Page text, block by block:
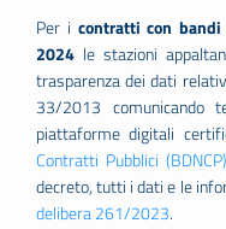
Per i contratti con
2024 le stazioni
trasparenza dei dati
33/2013 comunicando
piattaforme digitali
Contratti Pubblici (BDNCP)
decreto, tutti i dati e le
delibera 261/2023.